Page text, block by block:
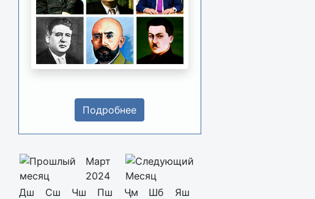
Подробнее
Март
2024
Дш
Сш Чш Пш Ҷм Шб
Яш